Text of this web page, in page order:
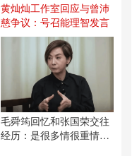
黄灿灿工作室回应与曾沛
慈争议：号召能理智发言
毛舜筠回忆和张国荣交往
经历：是很多情很重情的